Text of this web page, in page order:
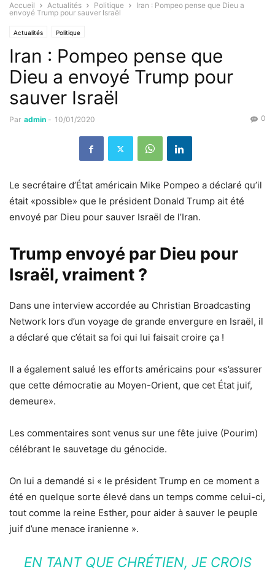
Accueil Actualités Politique
Iran : Pompeo pense que Dieu a
envoyé Trump pour sauver Israël
Actualités Politique
Iran : Pompeo pense que
Dieu a envoyé Trump pour
sauver Israël
Par admin - 10/01/2020 0
Le secrétaire d’État américain Mike Pompeo a déclaré qu’il
était «possible» que le président Donald Trump ait été
envoyé par Dieu pour sauver Israël de l’Iran.
Trump envoyé par Dieu pour
Israël, vraiment ?
Dans une interview accordée au Christian Broadcasting
Network lors d’un voyage de grande envergure en Israël, il
a déclaré que c’était sa foi qui lui faisait croire ça !
Il a également salué les efforts américains pour «s’assurer
que cette démocratie au Moyen-Orient, que cet État juif,
demeure».
Les commentaires sont venus sur une fête juive (Pourim)
célébrant le sauvetage du génocide.
On lui a demandé si « le président Trump en ce moment a
été en quelque sorte élevé dans un temps comme celui-ci,
tout comme la reine Esther, pour aider à sauver le peuple
juif d’une menace iranienne ».
EN TANT QUE CHRÉTIEN, JE CROIS